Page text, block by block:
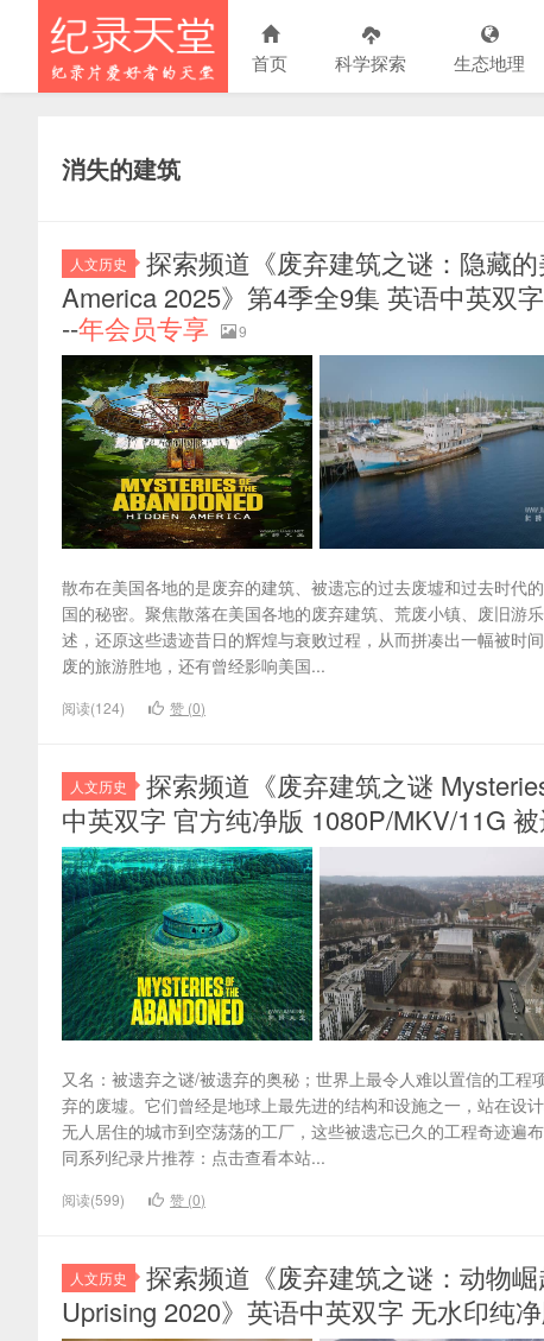
首页 科学探索 生态地理
消失的建筑
人文历史
探索频道《废弃建筑之谜：隐藏
America 2025》第4季全9集 英语中英双
--年会员专享 9
散布在美国各地的是废弃的建筑、被遗忘的过去废墟和过去时代
国的秘密。聚焦散落在美国各地的废弃建筑、荒废小镇、废旧游
述，还原这些遗迹昔日的辉煌与衰败过程，从而拼凑出一幅被时
废的旅游胜地，还有曾经影响美国...
阅读(124) 赞 (0)
人文历史
探索频道《废弃建筑之谜
中英双字 官方纯净版 1080P/MKV/11G
又名：被遗弃之谜/被遗弃的奥秘；世界上最令人难以置信的工
弃的废墟。它们曾经是地球上最先进的结构和设施之一，站在设
无人居住的城市到空荡荡的工厂，这些被遗忘已久的工程奇迹遍
同系列纪录片推荐：点击查看本站...
阅读(599) 赞 (0)
人文历史
探索频道《废弃建筑之谜：动物
Uprising 2020》英语中英双字 无水印纯